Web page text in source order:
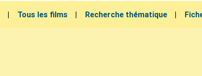
Tous les films Recherche thématique